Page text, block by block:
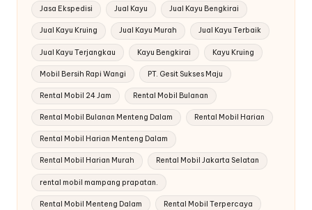
Jasa Ekspedisi Jual Kayu Jual Kayu Bengkirai
Jual Kayu Kruing Jual Kayu Murah Jual Kayu Terbaik
Jual Kayu Terjangkau Kayu Bengkirai Kayu Kruing
Mobil Bersih Rapi Wangi PT. Gesit Sukses Maju
Rental Mobil 24 Jam Rental Mobil Bulanan
Rental Mobil Bulanan Menteng Dalam Rental Mobil Harian
Rental Mobil Harian Menteng Dalam
Rental Mobil Harian Murah Rental Mobil Jakarta Selatan
rental mobil mampang prapatan.
Rental Mobil Menteng Dalam Rental Mobil Terpercaya